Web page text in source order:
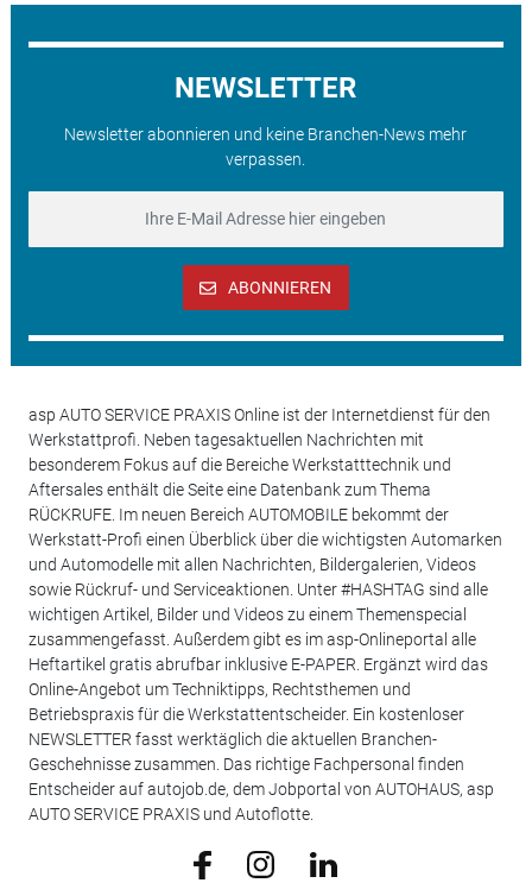
NEWSLETTER
Newsletter abonnieren und keine Branchen-News mehr
verpassen.
ABONNIEREN
asp AUTO SERVICE PRAXIS Online ist der Internetdienst für den
Werkstattprofi. Neben tagesaktuellen Nachrichten mit
besonderem Fokus auf die Bereiche Werkstatttechnik und
Aftersales enthält die Seite eine Datenbank zum Thema
RÜCKRUFE. Im neuen Bereich AUTOMOBILE bekommt der
Werkstatt-Profi einen Überblick über die wichtigsten Automarken
und Automodelle mit allen Nachrichten, Bildergalerien, Videos
sowie Rückruf- und Serviceaktionen. Unter #HASHTAG sind alle
wichtigen Artikel, Bilder und Videos zu einem Themenspecial
zusammengefasst. Außerdem gibt es im asp-Onlineportal alle
Heftartikel gratis abrufbar inklusive E-PAPER. Ergänzt wird das
Online-Angebot um Techniktipps, Rechtsthemen und
Betriebspraxis für die Werkstattentscheider. Ein kostenloser
NEWSLETTER fasst werktäglich die aktuellen Branchen-
Geschehnisse zusammen. Das richtige Fachpersonal finden
Entscheider auf autojob.de, dem Jobportal von AUTOHAUS, asp
AUTO SERVICE PRAXIS und Autoflotte.